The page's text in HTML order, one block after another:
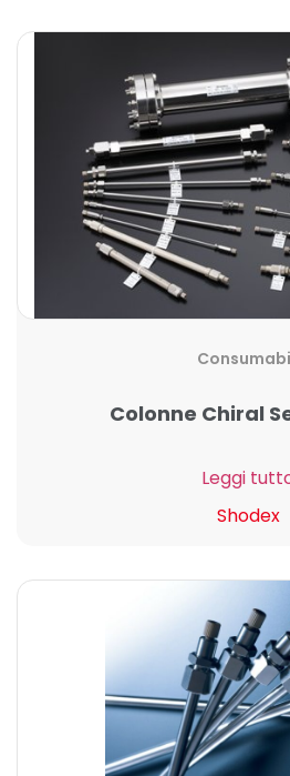
Colonne Chiral
Leggi
Shodex